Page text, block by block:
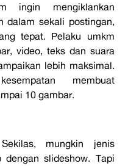
ingin mengiklankan
dalam sekali postingan,
tepat. Pelaku umkm
video, teks dan suara
lebih maksimal.
membuat
10 gambar.
mungkin jenis
slideshow. Tapi